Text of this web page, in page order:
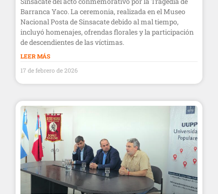
Barranca Yaco. La ceremonia, realizada en el Museo
Nacional Posta de Sinsacate debido al mal tiempo,
incluyó homenajes, ofrendas florales y la participación
de descendientes de las víctimas.
LEER MÁS
17 de febrero de 2026